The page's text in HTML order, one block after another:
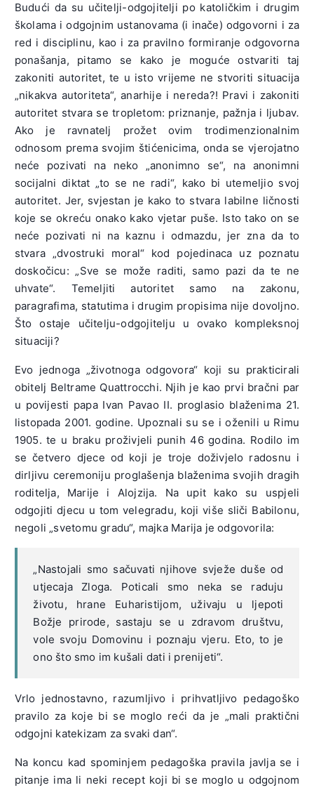
Budući da su učitelji-odgojitelji po katoličkim i drugim
školama i odgojnim ustanovama (i inače) odgovorni i za
red i disciplinu, kao i za pravilno formiranje odgovorna
ponašanja, pitamo se kako je moguće ostvariti taj
zakoniti autoritet, te u isto vrijeme ne stvoriti situacija
„nikakva autoriteta“, anarhije i nereda?! Pravi i zakoniti
autoritet stvara se tropletom: priznanje, pažnja i ljubav.
Ako je ravnatelj prožet ovim trodimenzionalnim
odnosom prema svojim štićenicima, onda se vjerojatno
neće pozivati na neko „anonimno se“, na anonimni
socijalni diktat „to se ne radi“, kako bi utemeljio svoj
autoritet. Jer, svjestan je kako to stvara labilne ličnosti
koje se okreću onako kako vjetar puše. Isto tako on se
neće pozivati ni na kaznu i odmazdu, jer zna da to
stvara „dvostruki moral“ kod pojedinaca uz poznatu
doskočicu: „Sve se može raditi, samo pazi da te ne
uhvate“. Temeljiti autoritet samo na zakonu,
paragrafima, statutima i drugim propisima nije dovoljno.
Što ostaje učitelju-odgojitelju u ovako kompleksnoj
situaciji?
Evo jednoga „životnoga odgovora“ koji su prakticirali
obitelj Beltrame Quattrocchi. Njih je kao prvi bračni par
u povijesti papa Ivan Pavao II. proglasio blaženima 21.
listopada 2001. godine. Upoznali su se i oženili u Rimu
1905. te u braku proživjeli punih 46 godina. Rodilo im
se četvero djece od koji je troje doživjelo radosnu i
dirljivu ceremoniju proglašenja blaženima svojih dragih
roditelja, Marije i Alojzija. Na upit kako su uspjeli
odgojiti djecu u tom velegradu, koji više sliči Babilonu,
negoli „svetomu gradu“, majka Marija je odgovorila:
„Nastojali smo sačuvati njihove svježe duše od
utjecaja Zloga. Poticali smo neka se raduju
životu, hrane Euharistijom, uživaju u ljepoti
Božje prirode, sastaju se u zdravom društvu,
vole svoju Domovinu i poznaju vjeru. Eto, to je
ono što smo im kušali dati i prenijeti“.
Vrlo jednostavno, razumljivo i prihvatljivo pedagoško
pravilo za koje bi se moglo reći da je „mali praktični
odgojni katekizam za svaki dan“.
Na koncu kad spominjem pedagoška pravila javlja se i
pitanje ima li neki recept koji bi se moglo u odgojnom